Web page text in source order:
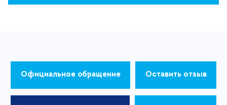
Официальное обращение Оставить отзыв